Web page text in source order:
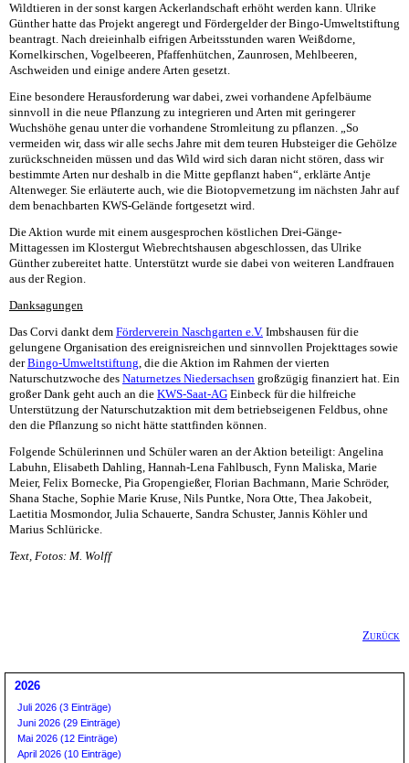
Wildtieren in der sonst kargen Ackerlandschaft erhöht werden kann. Ulrike
Günther hatte das Projekt angeregt und Fördergelder der Bingo-Umweltstiftung
beantragt. Nach dreieinhalb eifrigen Arbeitsstunden waren Weißdorne,
Kornelkirschen, Vogelbeeren, Pfaffenhütchen, Zaunrosen, Mehlbeeren,
Aschweiden und einige andere Arten gesetzt.
Eine besondere Herausforderung war dabei, zwei vorhandene Apfelbäume
sinnvoll in die neue Pflanzung zu integrieren und Arten mit geringerer
Wuchshöhe genau unter die vorhandene Stromleitung zu pflanzen. „So
vermeiden wir, dass wir alle sechs Jahre mit dem teuren Hubsteiger die Gehölze
zurückschneiden müssen und das Wild wird sich daran nicht stören, dass wir
bestimmte Arten nur deshalb in die Mitte gepflanzt haben“, erklärte Antje
Altenweger. Sie erläuterte auch, wie die Biotopvernetzung im nächsten Jahr auf
dem benachbarten KWS-Gelände fortgesetzt wird.
Die Aktion wurde mit einem ausgesprochen köstlichen Drei-Gänge-
Mittagessen im Klostergut Wiebrechtshausen abgeschlossen, das Ulrike
Günther zubereitet hatte. Unterstützt wurde sie dabei von weiteren Landfrauen
aus der Region.
Danksagungen
Das Corvi dankt dem Förderverein Naschgarten e.V. Imbshausen für die
gelungene Organisation des ereignisreichen und sinnvollen Projekttages sowie
derBingo-Umweltstiftung, die die Aktion im Rahmen der vierten
Naturschutzwoche des Naturnetzes Niedersachsen großzügig finanziert hat. Ein
großer Dank geht auch an die KWS-Saat-AG Einbeck für die hilfreiche
Unterstützung der Naturschutzaktion mit dem betriebseigenen Feldbus, ohne
den die Pflanzung so nicht hätte stattfinden können.
Folgende Schülerinnen und Schüler waren an der Aktion beteiligt: Angelina
Labuhn, Elisabeth Dahling, Hannah-Lena Fahlbusch, Fynn Maliska, Marie
Meier, Felix Bornecke, Pia Gropengießer, Florian Bachmann, Marie Schröder,
Shana Stache, Sophie Marie Kruse, Nils Puntke, Nora Otte, Thea Jakobeit,
Laetitia Mosmondor, Julia Schauerte, Sandra Schuster, Jannis Köhler und
Marius Schlüricke.
Text, Fotos: M. Wolff
Zurück
2026
Juli 2026 (3 Einträge)
Juni 2026 (29 Einträge)
Mai 2026 (12 Einträge)
April 2026 (10 Einträge)